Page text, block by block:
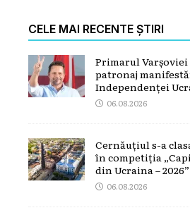
CELE MAI RECENTE ȘTIRI
Primarul
patronaj
Independenței
06.08.2026
Cernăuțiul s-a
în competiția
din Ucraina – 2026”
06.08.2026